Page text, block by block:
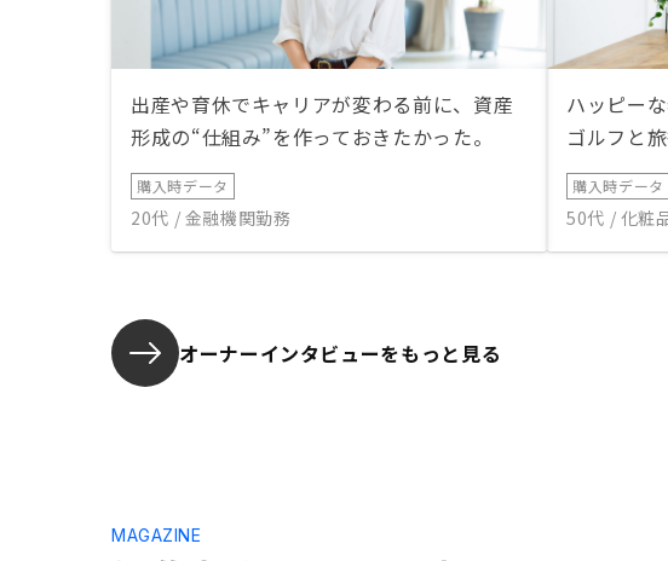
出産や育休でキャリアが変わる前に、資産
形成の“仕組み”を作っておきたかった。
購入時データ
20代 / 金融機関勤務
ハッピー
ゴルフと
購入時データ
50代 / 化粧
オーナーインタビューをもっと見る
MAGAZINE